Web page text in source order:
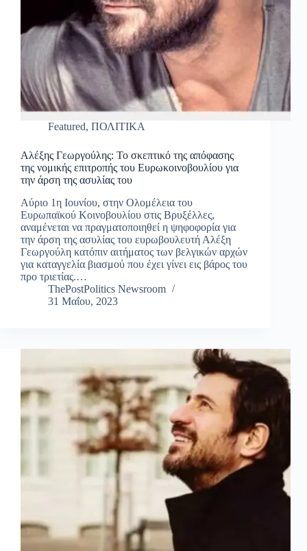
Featured, ΠΟΛΙΤΙΚΑ
Αλέξης Γεωργούλης: Το σκεπτικό της απόφασης
της νομικής επιτροπής του Ευρωκοινοβουλίου για
την άρση της ασυλίας του
Αύριο 1η Ιουνίου, στην Ολομέλεια του
Ευρωπαϊκού Κοινοβουλίου στις Βρυξέλλες,
αναμένεται να πραγματοποιηθεί η ψηφοφορία για
την άρση της ασυλίας του ευρωβουλευτή Αλέξη
Γεωργούλη κατόπιν αιτήματος των βελγικών αρχών
για καταγγελία βιασμού που έχει γίνει εις βάρος του
προ τριετίας.…
ThePostPolitics Newsroom
31 Μαΐου, 2023